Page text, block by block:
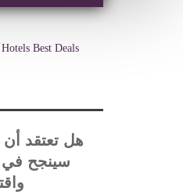
Best Deals
هل تعتقد أن
سينجح في